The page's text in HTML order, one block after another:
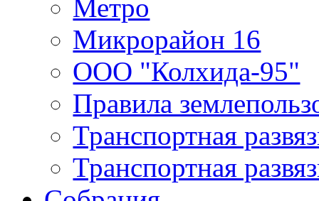
Метро
Микрорайон 16
ООО "Колхида-95"
Правила
Транспортная
Транспортная